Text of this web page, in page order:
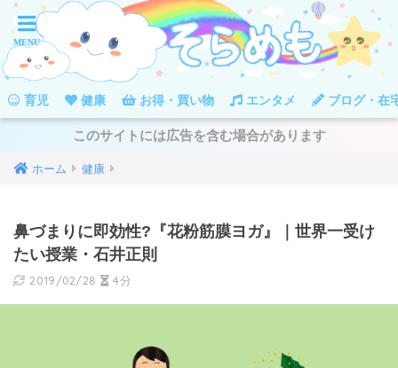
育児 健康 お得・買い物 エンタメ ブログ・在
このサイトには広告を含む場合があります
ホーム 健康
鼻づまりに即効性?『花粉筋膜ヨガ』｜世界一受け
たい授業・石井正則
2019/02/28 4分